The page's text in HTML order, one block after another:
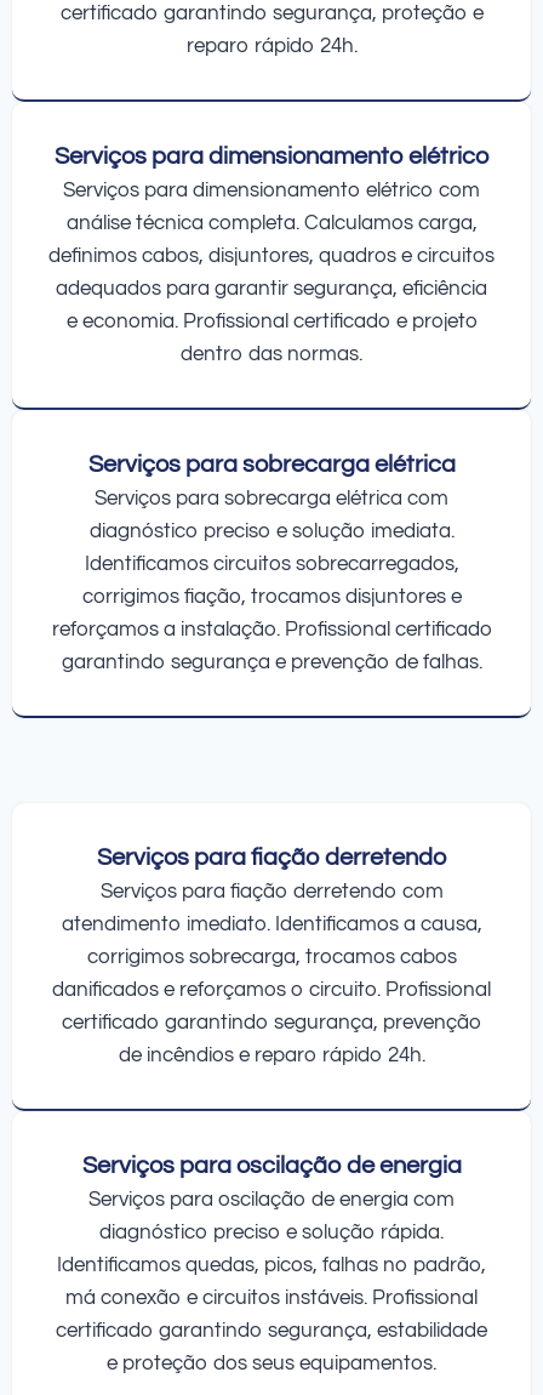
certificado garantindo segurança, proteção e
reparo rápido 24h.
Serviços para dimensionamento elétrico
Serviços para dimensionamento elétrico com
análise técnica completa. Calculamos carga,
definimos cabos, disjuntores, quadros e circuitos
adequados para garantir segurança, eficiência
e economia. Profissional certificado e projeto
dentro das normas.
Serviços para sobrecarga elétrica
Serviços para sobrecarga elétrica com
diagnóstico preciso e solução imediata.
Identificamos circuitos sobrecarregados,
corrigimos fiação, trocamos disjuntores e
reforçamos a instalação. Profissional certificado
garantindo segurança e prevenção de falhas.
Serviços para fiação derretendo
Serviços para fiação derretendo com
atendimento imediato. Identificamos a causa,
corrigimos sobrecarga, trocamos cabos
danificados e reforçamos o circuito. Profissional
certificado garantindo segurança, prevenção
de incêndios e reparo rápido 24h.
Serviços para oscilação de energia
Serviços para oscilação de energia com
diagnóstico preciso e solução rápida.
Identificamos quedas, picos, falhas no padrão,
má conexão e circuitos instáveis. Profissional
certificado garantindo segurança, estabilidade
e proteção dos seus equipamentos.